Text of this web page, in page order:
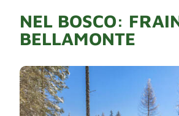
NEL BOSCO:
BELLAMONTE